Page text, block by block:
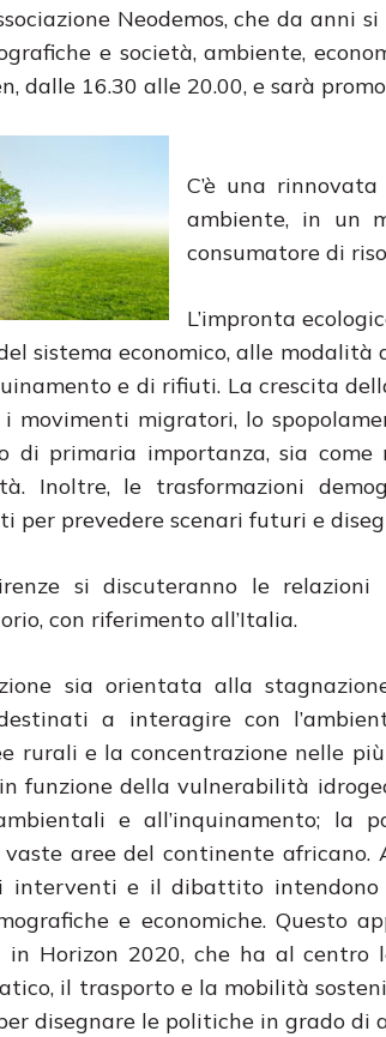
Neodemos, che da
e società, ambiente,
dalle 16.30 alle 20.00, e sarà
C’è una
ambiente, in un
consumatore di
L’impronta
sistema economico, alle
e di rifiuti. La crescita
i movimenti migratori, lo
di primaria importanza, sia
Inoltre, le trasformazioni
per prevedere scenari futuri e
si discuteranno le
con riferimento all’Italia.
sia orientata alla
a interagire con
rurali e la concentrazione nelle
funzione della vulnerabilità
e all’inquinamento; la
vaste aree del continente
interventi e il dibattito
e economiche. Questo
in Horizon 2020, che ha al centro
il trasporto e la mobilità
disegnare le politiche in grado